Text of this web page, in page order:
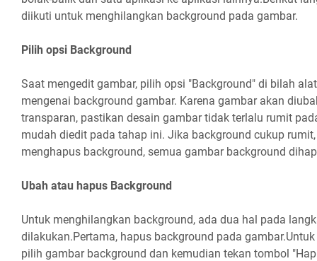
diikuti untuk menghilangkan background pada gambar.
Pilih opsi Background
Saat mengedit gambar, pilih opsi "Background" di bilah
mengenai background gambar. Karena gambar akan
transparan, pastikan desain gambar tidak terlalu rumit
mudah diedit pada tahap ini. Jika background cukup
menghapus background, semua gambar background
Ubah atau hapus Background
Untuk menghilangkan background, ada dua hal pada
dilakukan.Pertama, hapus background pada
pilih gambar background dan kemudian tekan tombol